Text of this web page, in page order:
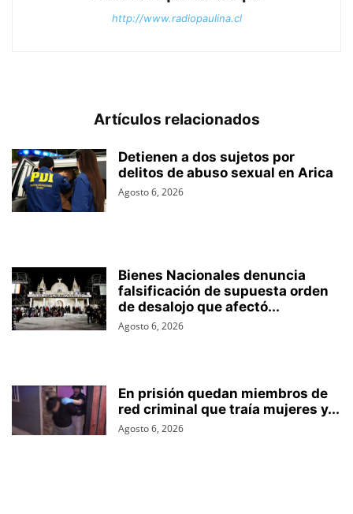
http://www.radiopaulina.cl
Artículos relacionados
Detienen a dos sujetos por
delitos de abuso sexual en Arica
Agosto 6, 2026
Bienes Nacionales denuncia
falsificación de supuesta orden
de desalojo que afectó...
Agosto 6, 2026
En prisión quedan miembros de
red criminal que traía mujeres y...
Agosto 6, 2026